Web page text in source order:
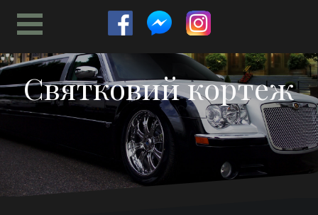
содержимому
Святковий кортеж